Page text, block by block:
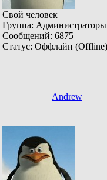
Свой человек
Группа: Администраторы
Сообщений: 6875
Статус: Оффлайн (Offline)
Andrew